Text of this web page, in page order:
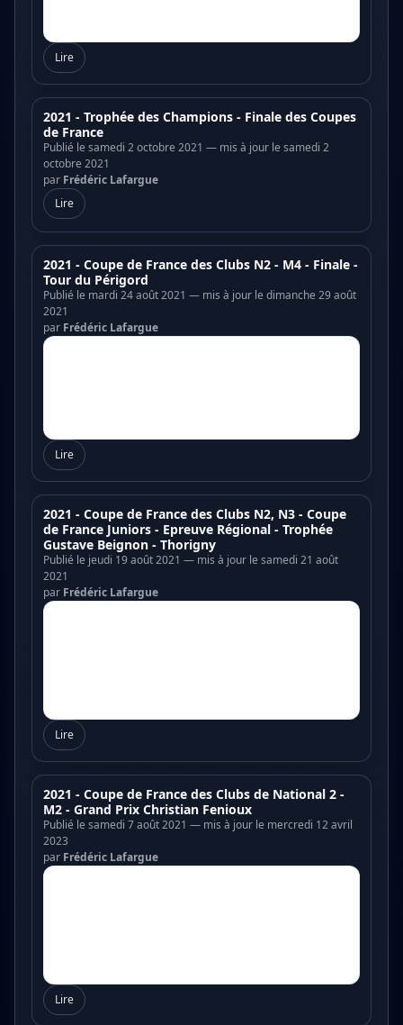
Lire
2021 - Trophée des Champions - Finale des Coupes
de France
Publié le samedi 2 octobre 2021 — mis à jour le samedi 2
octobre 2021
par Frédéric Lafargue
Lire
2021 - Coupe de France des Clubs N2 - M4 - Finale -
Tour du Périgord
Publié le mardi 24 août 2021 — mis à jour le dimanche 29 août
2021
par Frédéric Lafargue
Lire
2021 - Coupe de France des Clubs N2, N3 - Coupe
de France Juniors - Epreuve Régional - Trophée
Gustave Beignon - Thorigny
Publié le jeudi 19 août 2021 — mis à jour le samedi 21 août
2021
par Frédéric Lafargue
Lire
2021 - Coupe de France des Clubs de National 2 -
M2 - Grand Prix Christian Fenioux
Publié le samedi 7 août 2021 — mis à jour le mercredi 12 avril
2023
par Frédéric Lafargue
Lire